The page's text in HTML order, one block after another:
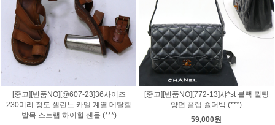
[중고][반품NO][@607-23]36사이즈
230미리 정도 셀린느 카멜 계열 메탈힐
발목 스트랩 하이힐 샌들 (***)
[중고][반품NO][772-13]샤*st 블랙 퀼팅
양면 플랩 숄더백 (***)
59,000원